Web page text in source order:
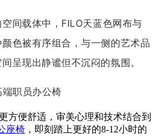
间载体中，FILO天蓝色网布与
色被有序组合，与一侧的艺术品
呈现出静谧但不沉闷的氛围。
方便舒适，审美心理和技术结合到
座椅 ，即刻踏上更好的8-12小时的